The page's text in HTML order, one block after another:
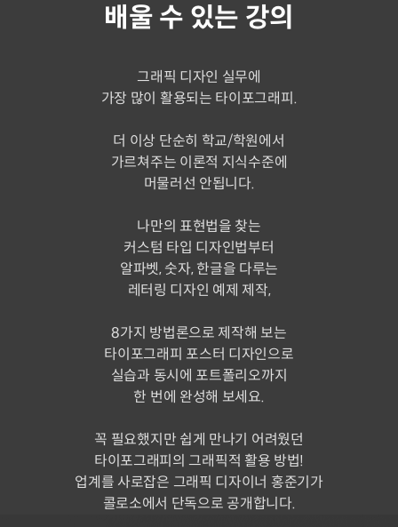
배울 수 있는 강의
그래픽 디자인 실무에
가장 많이 활용되는 타이포그래피.
더 이상 단순히 학교/학원에서
가르쳐주는 이론적 지식수준에
머물러선 안됩니다.
나만의 표현법을 찾는
커스텀 타입 디자인법부터
알파벳, 숫자, 한글을 다루는
레터링 디자인 예제 제작,
8가지 방법론으로 제작해 보는
타이포그래피 포스터 디자인으로
실습과 동시에 포트폴리오까지
한 번에 완성해 보세요.
꼭 필요했지만 쉽게 만나기 어려웠던
타이포그래피의 그래픽적 활용 방법!
업계를 사로잡은 그래픽 디자이너 홍준기가
콜로소에서 단독으로 공개합니다.